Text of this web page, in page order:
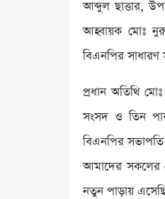
আব্দুল ছাত্তার,
আহ্বায়ক মোঃ
বিএনপির
প্রধান অতিথি
সংসদ ও তিন
বিএনপির
আমাদের সকলের
নতুন পাড়ায়